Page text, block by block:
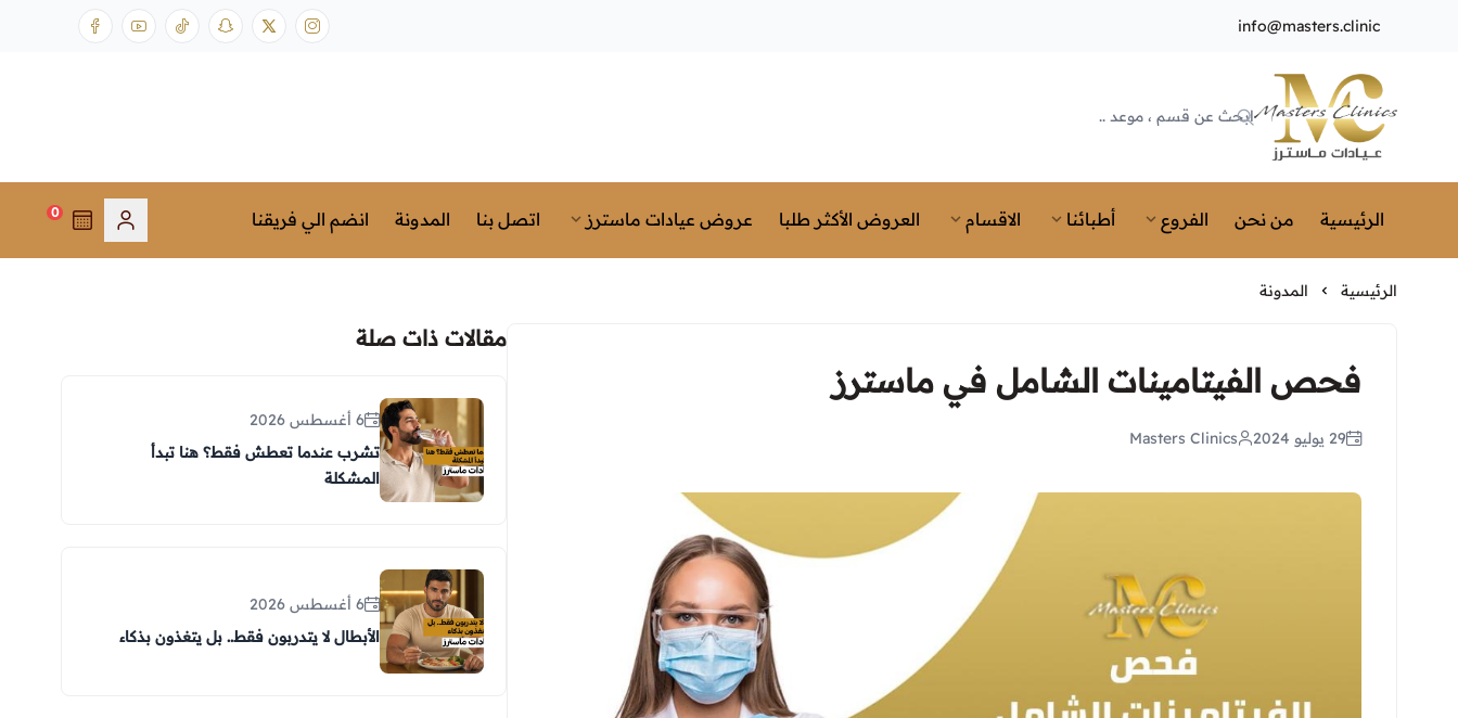
info@masters.clinic
Masters Clinics
الرئيسية من نحن الفروع أطبائنا الاقسام العروض الأكثر طلبا عروض عيادات ماسترز اتصل بنا المدونة انضم الي فريقنا 0
الرئيسية المدونة
فحص الفيتامينات الشامل في ماسترز
29 يوليو 2024 Masters Clinics
مقالات ذات صلة
6 أغسطس 2026
تشرب عندما تعطش فقط؟ هنا تبدأ
المشكلة
6 أغسطس 2026
الأبطال لا يتدربون فقط.. بل يتغذون بذكاء